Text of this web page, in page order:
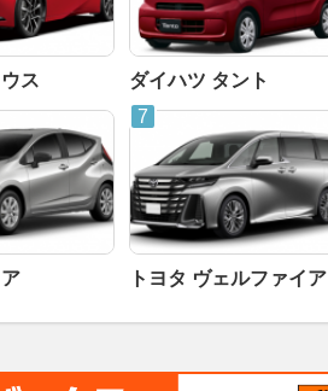
ス ダイハツ タント
トヨタ ヴェルファイア